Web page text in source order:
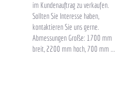
im Kundenauftrag zu verkaufen.
Sollten Sie Interesse haben,
kontaktieren Sie uns gerne.
Abmessungen Große: 1700 mm
breit, 2200 mm hoch, 700 mm ...